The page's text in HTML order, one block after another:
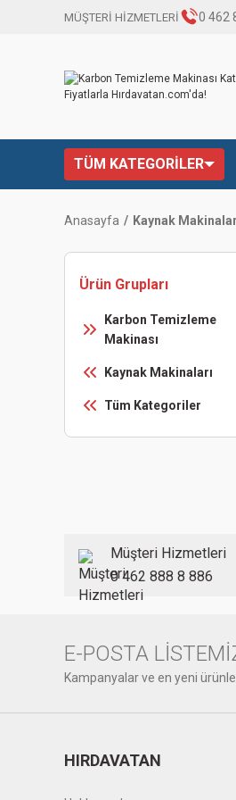
MÜŞTERİ HİZMETLERİ 0 462
TÜM KATEGORİLER
Anasayfa Kaynak
Ürün Grupları
Karbon Temizleme
Makinası
Kaynak Makinaları
Tüm Kategoriler
Müşteri Hizmetleri
0 462 888 8 886
E-POSTA
Kampanyalar ve en yeni
HIRDAVATAN